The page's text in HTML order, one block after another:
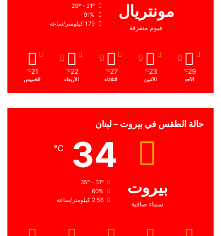
مونتريال
غيوم متفرقة
29º - 21º
91%
1.79 كيلومتر/ساعة
29
℃
الأحد
23
℃
الأثنين
27
℃
الثلاثاء
22
℃
الأربعاء
21
℃
الخميس
حالة الطقس في بيروت – لبنان
بيروت
سماء صافية
34
℃
35º - 31º
60%
2.56 كيلومتر/ساعة